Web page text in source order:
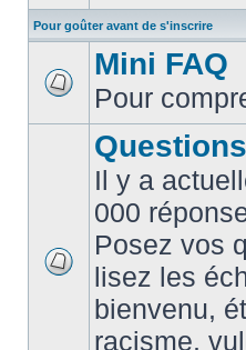
Pour goûter avant de s'inscrire
Mini FAQ
Pour
Il y a
000
Posez vos
lisez les
bienvenu,
racisme,